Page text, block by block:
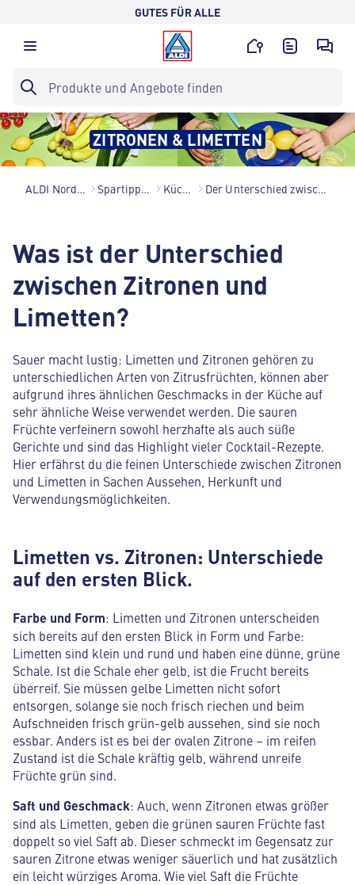
GUTES FÜR ALLE
ZITRONEN & LIMETTEN
ALDI Nord – Gutes für alle. Spartipps für den Alltag Küchenlexikon Der Unterschied zwischen Zitronen und Limetten
Was ist der Unterschied
zwischen Zitronen und
Limetten?
Sauer macht lustig: Limetten und Zitronen gehören zu
unterschiedlichen Arten von Zitrusfrüchten, können aber
aufgrund ihres ähnlichen Geschmacks in der Küche auf
sehr ähnliche Weise verwendet werden. Die sauren
Früchte verfeinern sowohl herzhafte als auch süße
Gerichte und sind das Highlight vieler Cocktail-Rezepte.
Hier erfährst du die feinen Unterschiede zwischen Zitronen
und Limetten in Sachen Aussehen, Herkunft und
Verwendungsmöglichkeiten.
Limetten vs. Zitronen: Unterschiede
auf den ersten Blick.
Farbe und Form: Limetten und Zitronen unterscheiden
sich bereits auf den ersten Blick in Form und Farbe:
Limetten sind klein und rund und haben eine dünne, grüne
Schale. Ist die Schale eher gelb, ist die Frucht bereits
überreif. Sie müssen gelbe Limetten nicht sofort
entsorgen, solange sie noch frisch riechen und beim
Aufschneiden frisch grün-gelb aussehen, sind sie noch
essbar. Anders ist es bei der ovalen Zitrone – im reifen
Zustand ist die Schale kräftig gelb, während unreife
Früchte grün sind.
Saft und Geschmack: Auch, wenn Zitronen etwas größer
sind als Limetten, geben die grünen sauren Früchte fast
doppelt so viel Saft ab. Dieser schmeckt im Gegensatz zur
sauren Zitrone etwas weniger säuerlich und hat zusätzlich
ein leicht würziges Aroma. Wie viel Saft die Früchte